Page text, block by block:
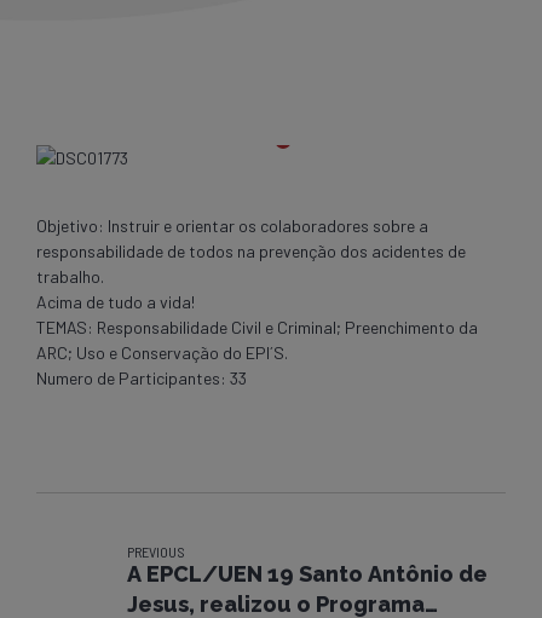
Objetivo: Instruir e orientar os colaboradores sobre a
responsabilidade de todos na prevenção dos acidentes de
trabalho.
Acima de tudo a vida!
TEMAS: Responsabilidade Civil e Criminal; Preenchimento da
ARC; Uso e Conservação do EPI´S.
Numero de Participantes: 33
PREVIOUS
A EPCL/UEN 19 Santo Antônio de
Jesus, realizou o Programa